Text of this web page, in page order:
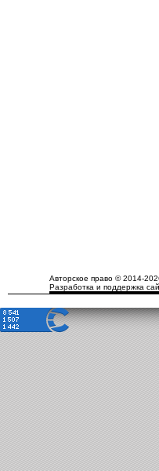
Авторское право © 2014-
Разработка и поддержка